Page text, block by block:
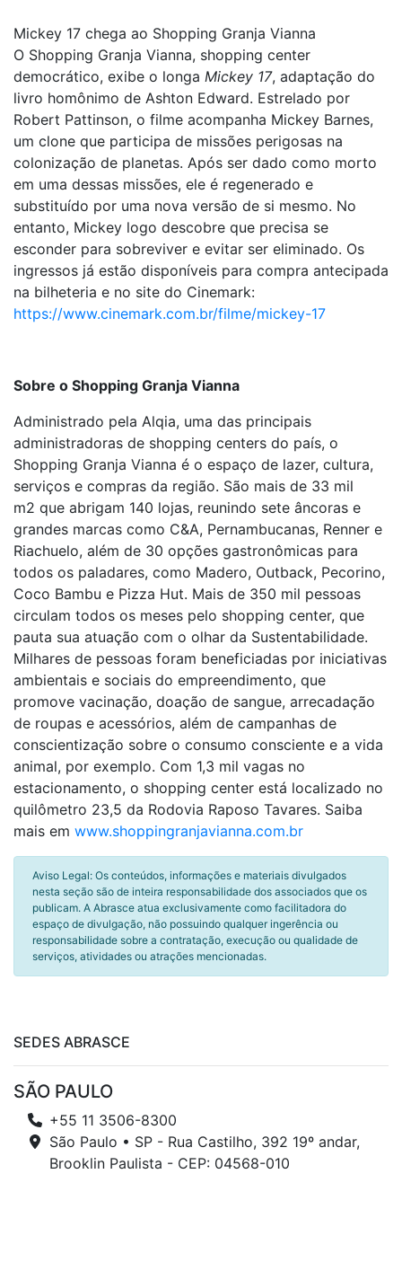
Mickey 17 chega ao Shopping Granja Vianna
O Shopping Granja Vianna, shopping center
democrático, exibe o longa Mickey 17, adaptação do
livro homônimo de Ashton Edward. Estrelado por
Robert Pattinson, o filme acompanha Mickey Barnes,
um clone que participa de missões perigosas na
colonização de planetas. Após ser dado como morto
em uma dessas missões, ele é regenerado e
substituído por uma nova versão de si mesmo. No
entanto, Mickey logo descobre que precisa se
esconder para sobreviver e evitar ser eliminado. Os
ingressos já estão disponíveis para compra antecipada
na bilheteria e no site do Cinemark:
https://www.cinemark.com.br/filme/mickey-17
Sobre o Shopping Granja Vianna
Administrado pela Alqia, uma das principais
administradoras de shopping centers do país, o
Shopping Granja Vianna é o espaço de lazer, cultura,
serviços e compras da região. São mais de 33 mil
m2 que abrigam 140 lojas, reunindo sete âncoras e
grandes marcas como C&A, Pernambucanas, Renner e
Riachuelo, além de 30 opções gastronômicas para
todos os paladares, como Madero, Outback, Pecorino,
Coco Bambu e Pizza Hut. Mais de 350 mil pessoas
circulam todos os meses pelo shopping center, que
pauta sua atuação com o olhar da Sustentabilidade.
Milhares de pessoas foram beneficiadas por iniciativas
ambientais e sociais do empreendimento, que
promove vacinação, doação de sangue, arrecadação
de roupas e acessórios, além de campanhas de
conscientização sobre o consumo consciente e a vida
animal, por exemplo. Com 1,3 mil vagas no
estacionamento, o shopping center está localizado no
quilômetro 23,5 da Rodovia Raposo Tavares. Saiba
mais em www.shoppingranjavianna.com.br
Aviso Legal: Os conteúdos, informações e materiais divulgados
nesta seção são de inteira responsabilidade dos associados que os
publicam. A Abrasce atua exclusivamente como facilitadora do
espaço de divulgação, não possuindo qualquer ingerência ou
responsabilidade sobre a contratação, execução ou qualidade de
serviços, atividades ou atrações mencionadas.
SEDES ABRASCE
SÃO PAULO
+55 11 3506-8300
São Paulo • SP - Rua Castilho, 392 19º andar,
Brooklin Paulista - CEP: 04568-010